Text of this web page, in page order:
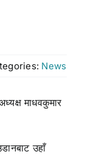
News
माधवकुमार
उहाँ